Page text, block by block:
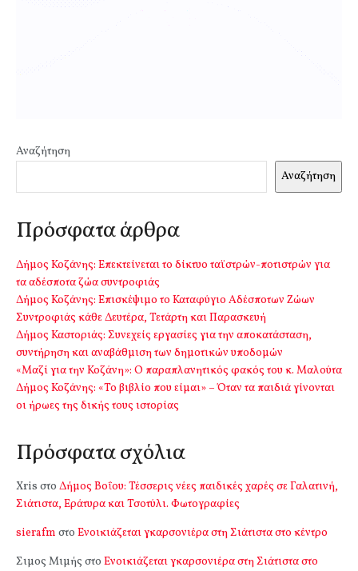
Αναζήτηση
Αναζήτηση
Πρόσφατα άρθρα
Δήμος Κοζάνης: Επεκτείνεται το δίκτυο ταϊστρών-ποτιστρών για
τα αδέσποτα ζώα συντροφιάς
Δήμος Κοζάνης: Επισκέψιμο το Καταφύγιο Αδέσποτων Ζώων
Συντροφιάς κάθε Δευτέρα, Τετάρτη και Παρασκευή
Δήμος Καστοριάς: Συνεχείς εργασίες για την αποκατάσταση,
συντήρηση και αναβάθμιση των δημοτικών υποδομών
«Μαζί για την Κοζάνη»: Ο παραπλανητικός φακός του κ. Μαλούτα
Δήμος Κοζάνης: «Το βιβλίο που είμαι» – Όταν τα παιδιά γίνονται
οι ήρωες της δικής τους ιστορίας
Πρόσφατα σχόλια
Xris στο Δήμος Βοΐου: Τέσσερις νέες παιδικές χαρές σε Γαλατινή,
Σιάτιστα, Εράτυρα και Τσοτύλι. Φωτογραφίες
sierafm στο Ενοικιάζεται γκαρσονιέρα στη Σιάτιστα στο κέντρο
Σιμος Μιμής στο Ενοικιάζεται γκαρσονιέρα στη Σιάτιστα στο